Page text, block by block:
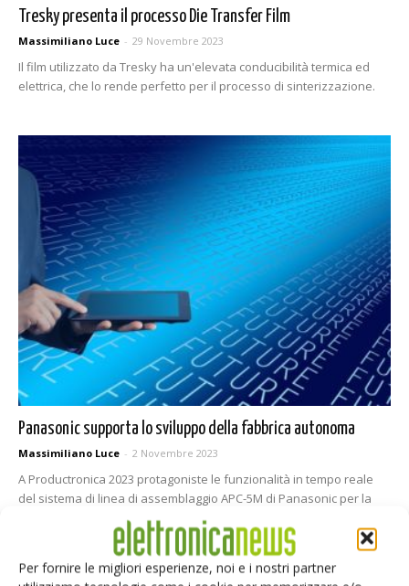
Per fornire le migliori esperienze, noi e i nostri partner
Tresky presenta il processo Die Transfer Film
Massimiliano Luce - 29 Novembre 2023
Il film utilizzato da Tresky ha un'elevata conducibilità termica ed
elettrica, che lo rende perfetto per il processo di sinterizzazione.
Panasonic supporta lo sviluppo della fabbrica autonoma
Massimiliano Luce - 2 Novembre 2023
A Productronica 2023 protagoniste le funzionalità in tempo reale
del sistema di linea di assemblaggio APC-5M di Panasonic per la
fabbrica autonoma.